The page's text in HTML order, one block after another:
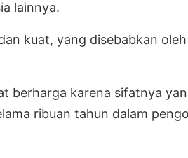
lainnya.
kuat, yang disebabkan
berharga karena sifatnya
ribuan tahun dalam